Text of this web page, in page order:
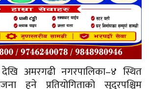
अमरगढी नगरपालिका–४ स्थित
हुने प्रतियोगिताको सुदूरपश्चिम